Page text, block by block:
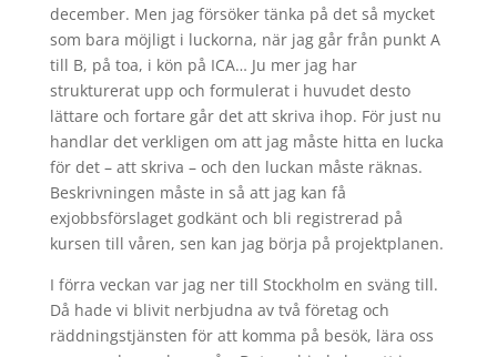
december. Men jag försöker tänka på det så mycket
som bara möjligt i luckorna, när jag går från punkt A
till B, på toa, i kön på ICA… Ju mer jag har
strukturerat upp och formulerat i huvudet desto
lättare och fortare går det att skriva ihop. För just nu
handlar det verkligen om att jag måste hitta en lucka
för det – att skriva – och den luckan måste räknas.
Beskrivningen måste in så att jag kan få
exjobbsförslaget godkänt och bli registrerad på
kursen till våren, sen kan jag börja på projektplanen.
I förra veckan var jag ner till Stockholm en sväng till.
Då hade vi blivit nerbjudna av två företag och
räddningstjänsten för att komma på besök, lära oss